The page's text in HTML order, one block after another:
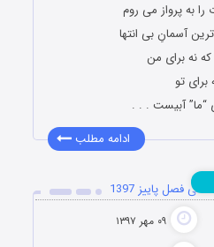
به پرواز می روم
آسمانِ بی انتها
نه برای من
برای تو
“ما” آبیست . . .
ادامه مطلب
فصل پاییز 1397
۰۹ مهر ۱۳۹۷